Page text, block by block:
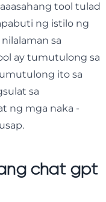
tool tulad
ng istilo ng
sa
ay tumutulong sa
ito sa
sa
ng mga naka -
chat gpt